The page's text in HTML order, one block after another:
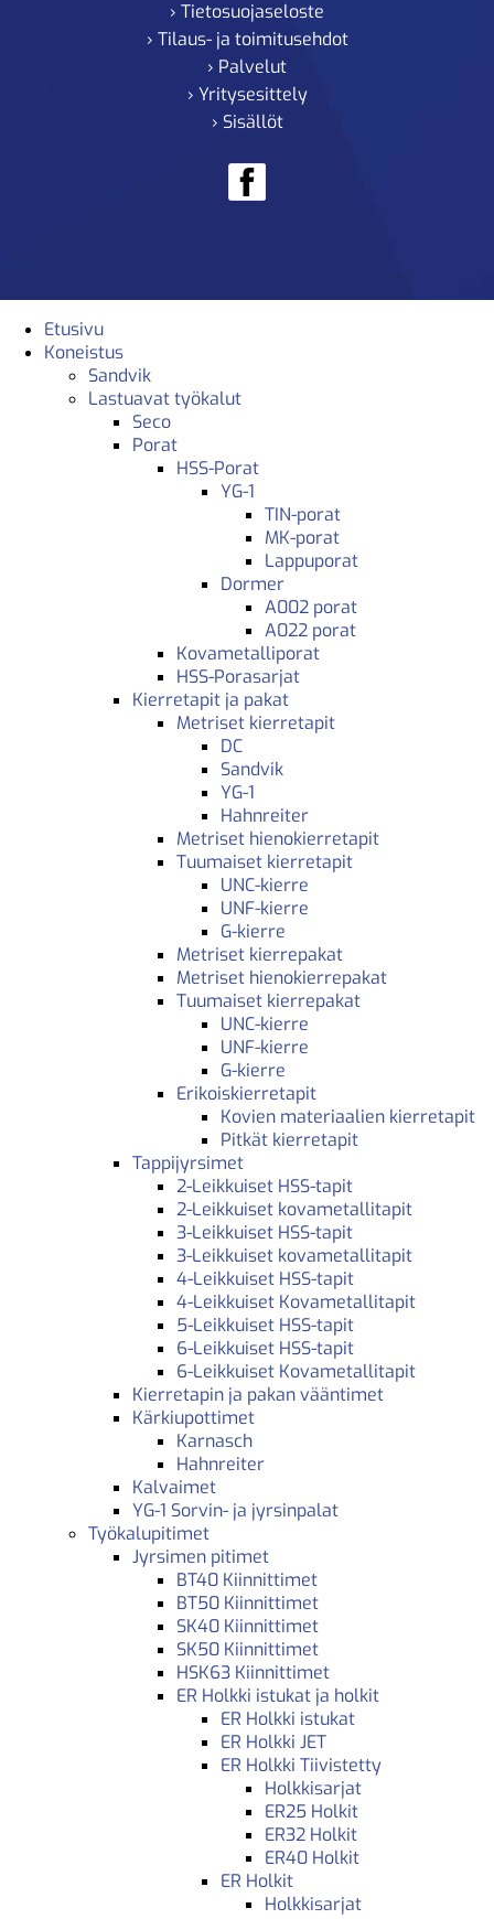
› Tietosuojaseloste
› Tilaus- ja toimitusehdot
› Palvelut
› Yritysesittely
› Sisällöt
Etusivu
Koneistus
Sandvik
Lastuavat työkalut
Seco
Porat
HSS-Porat
YG-1
TIN-porat
MK-porat
Lappuporat
Dormer
A002 porat
A022 porat
Kovametalliporat
HSS-Porasarjat
Kierretapit ja pakat
Metriset kierretapit
DC
Sandvik
YG-1
Hahnreiter
Metriset hienokierretapit
Tuumaiset kierretapit
UNC-kierre
UNF-kierre
G-kierre
Metriset kierrepakat
Metriset hienokierrepakat
Tuumaiset kierrepakat
UNC-kierre
UNF-kierre
G-kierre
Erikoiskierretapit
Kovien materiaalien kierretapit
Pitkät kierretapit
Tappijyrsimet
2-Leikkuiset HSS-tapit
2-Leikkuiset kovametallitapit
3-Leikkuiset HSS-tapit
3-Leikkuiset kovametallitapit
4-Leikkuiset HSS-tapit
4-Leikkuiset Kovametallitapit
5-Leikkuiset HSS-tapit
6-Leikkuiset HSS-tapit
6-Leikkuiset Kovametallitapit
Kierretapin ja pakan vääntimet
Kärkiupottimet
Karnasch
Hahnreiter
Kalvaimet
YG-1 Sorvin- ja jyrsinpalat
Työkalupitimet
Jyrsimen pitimet
BT40 Kiinnittimet
BT50 Kiinnittimet
SK40 Kiinnittimet
SK50 Kiinnittimet
HSK63 Kiinnittimet
ER Holkki istukat ja holkit
ER Holkki istukat
ER Holkki JET
ER Holkki Tiivistetty
Holkkisarjat
ER25 Holkit
ER32 Holkit
ER40 Holkit
ER Holkit
Holkkisarjat